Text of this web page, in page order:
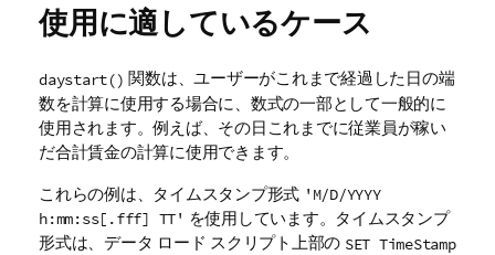
使用に適しているケース
daystart() 関数は、ユーザーがこれまで経過した日の端
数を計算に使用する場合に、数式の一部として一般的に
使用されます。例えば、その日これまでに従業員が稼い
だ合計賃金の計算に使用できます。
これらの例は、タイムスタンプ形式 'M/D/YYYY
h:mm:ss[.fff] TT' を使用しています。タイムスタンプ
形式は、データ ロード スクリプト上部の SET TimeStamp